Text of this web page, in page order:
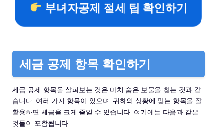
부녀자공제 절세 팁 확인하기
세금 공제 항목 확인하기
세금 공제 항목을 살펴보는 것은 마치 숨은 보물을 찾는 것과 같
습니다. 여러 가지 항목이 있으며, 귀하의 상황에 맞는 항목을 잘
활용하면 세금을 크게 줄일 수 있습니다. 여기에는 다음과 같은
것들이 포함됩니다: